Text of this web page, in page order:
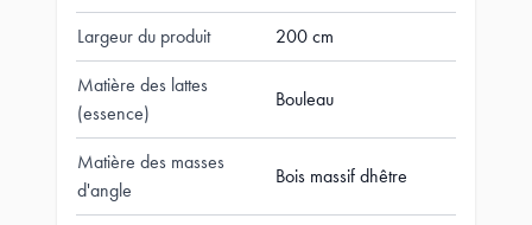
Largeur du produit 200 cm
Matière des lattes
(essence)
Bouleau
Matière des masses
d'angle
Bois massif dhêtre